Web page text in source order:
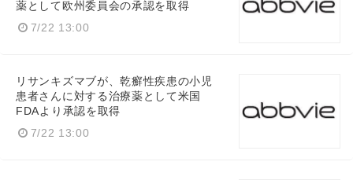
薬として欧州委員会の承認を取得
7/22 13:00
リサンキズマブが、乾癬性疾患の小児
患者さんに対する治療薬として米国
FDAより承認を取得
7/22 13:00
English